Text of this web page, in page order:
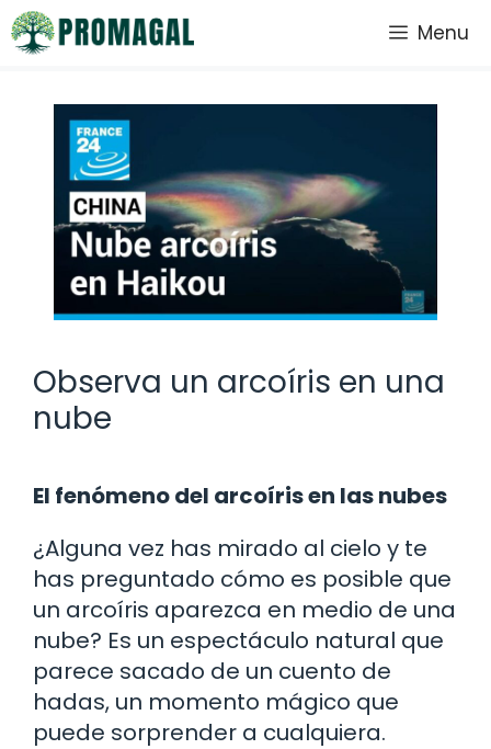
Saltar
al
Menu
Observa un arcoíris en una
nube
El fenómeno del arcoíris en las nubes
¿Alguna vez has mirado al cielo y te
has preguntado cómo es posible que
un arcoíris aparezca en medio de una
nube? Es un espectáculo natural que
parece sacado de un cuento de
hadas, un momento mágico que
puede sorprender a cualquiera.